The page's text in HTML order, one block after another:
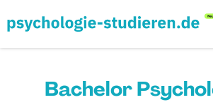
Bachelor